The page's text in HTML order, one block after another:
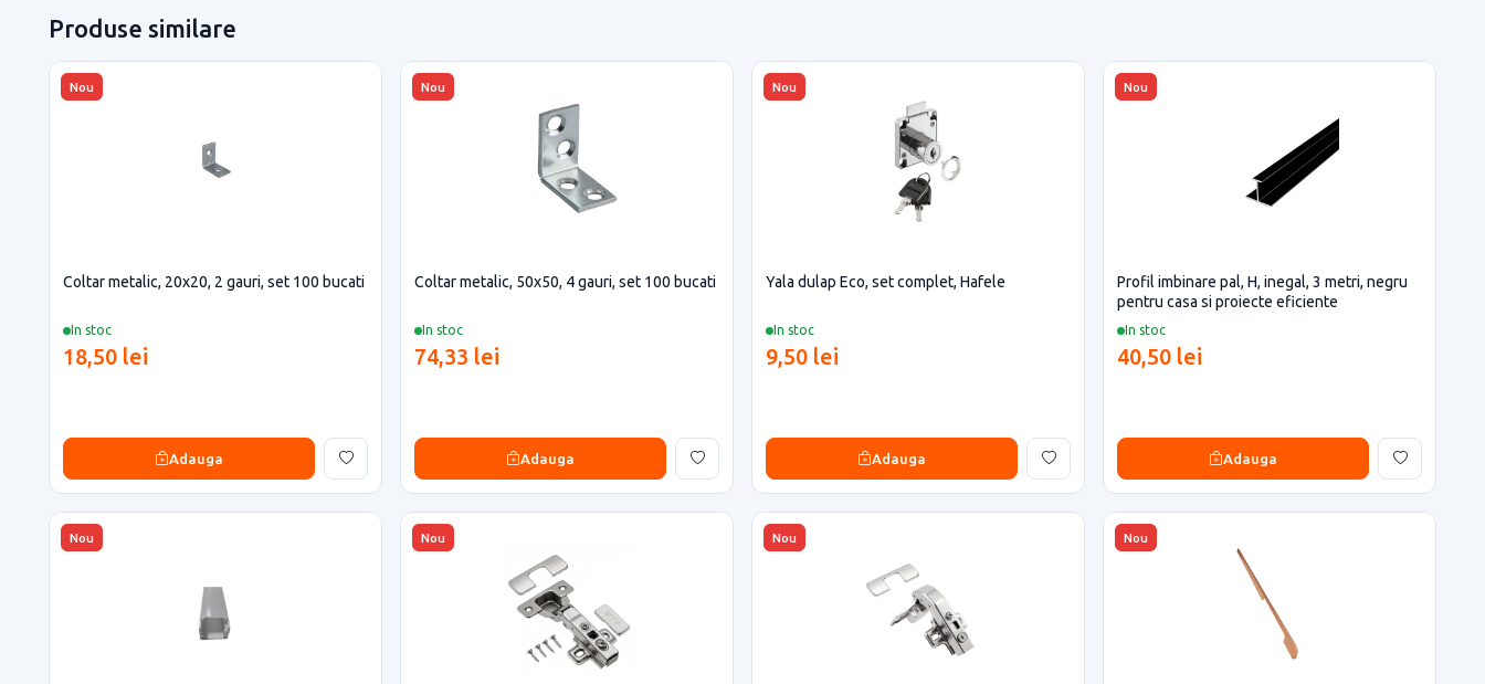
Produse similare
Nou
In stoc
Coltar metalic, 20x20, 2 gauri, set 100 bucati
18,50 lei
Adauga
Nou
In stoc
Coltar metalic, 50x50, 4 gauri, set 100 bucati
74,33 lei
Adauga
Nou
In stoc
Yala dulap Eco, set complet, Hafele
9,50 lei
Adauga
Nou
In stoc
Profil imbinare pal, H, inegal, 3 metri, negru
pentru casa si proiecte eficiente
40,50 lei
Adauga
Nou Nou Nou Nou